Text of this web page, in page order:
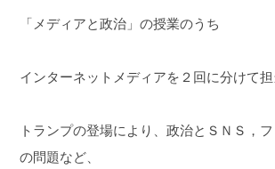
「メディアと政治」の授業のうち
インターネットメディアを２回に分けて担
トランプの登場により、政治とＳＮＳ，
の問題など、